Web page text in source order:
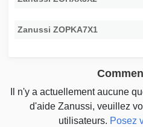
Zanussi ZOPKA7X1
Il n'y a actuellement aucune
d'aide Zanussi, veuillez
utilisateurs. Posez